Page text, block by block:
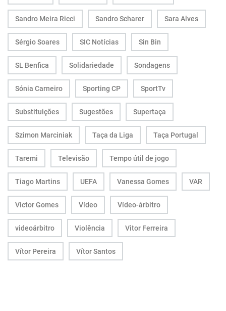
Sandro Meira Ricci Sandro Scharer Sara Alves
Sérgio Soares SIC Notícias Sin Bin
SL Benfica Solidariedade Sondagens
Sónia Carneiro Sporting CP SportTv
Substituições Sugestões Supertaça
Szimon Marciniak Taça da Liga Taça Portugal
Taremi Televisão Tempo útil de jogo
Tiago Martins UEFA Vanessa Gomes VAR
Victor Gomes Vídeo Vídeo-árbitro
videoárbitro Violência Vitor Ferreira
Vítor Pereira Vítor Santos